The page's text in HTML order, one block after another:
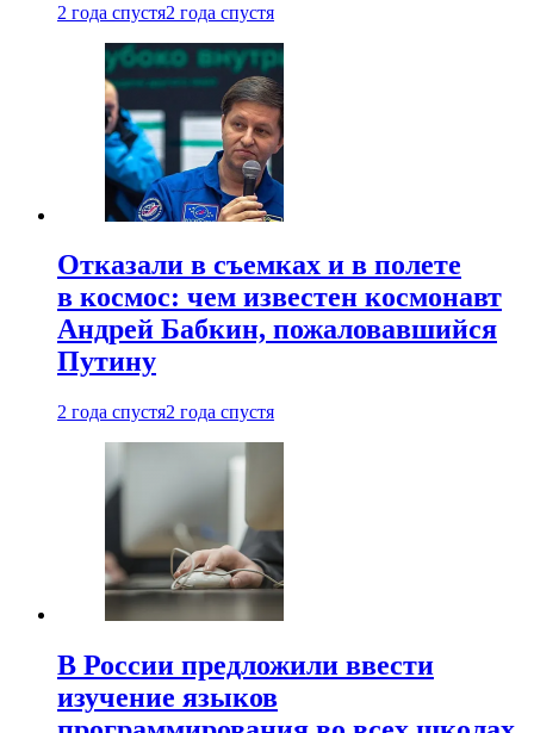
2 года спустя2 года спустя
Отказали в съемках и в полете
в космос: чем известен космонавт
Андрей Бабкин, пожаловавшийся
Путину
2 года спустя2 года спустя
В России предложили ввести
изучение языков